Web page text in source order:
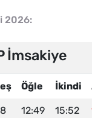
2026:
İmsakiye
Öğle İkindi
12:49 15:52